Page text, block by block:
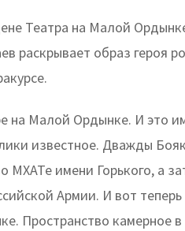
Театра на Малой
раскрывает образ героя
на Малой Ордынке. И это
известное. Дважды
МХАТе имени Горького, а
Армии. И вот теперь
Пространство камерное в